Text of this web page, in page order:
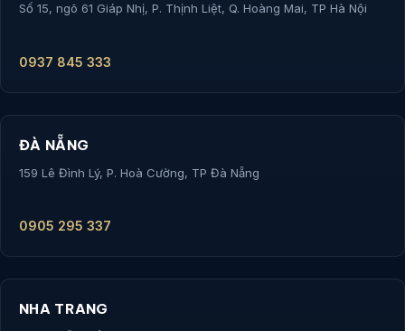
Số 15, ngõ 61 Giáp Nhị, P. Thịnh Liệt, Q. Hoàng Mai, TP Hà Nội
0937 845 333
ĐÀ NẴNG
159 Lê Đình Lý, P. Hoà Cường, TP Đà Nẵng
0905 295 337
NHA TRANG